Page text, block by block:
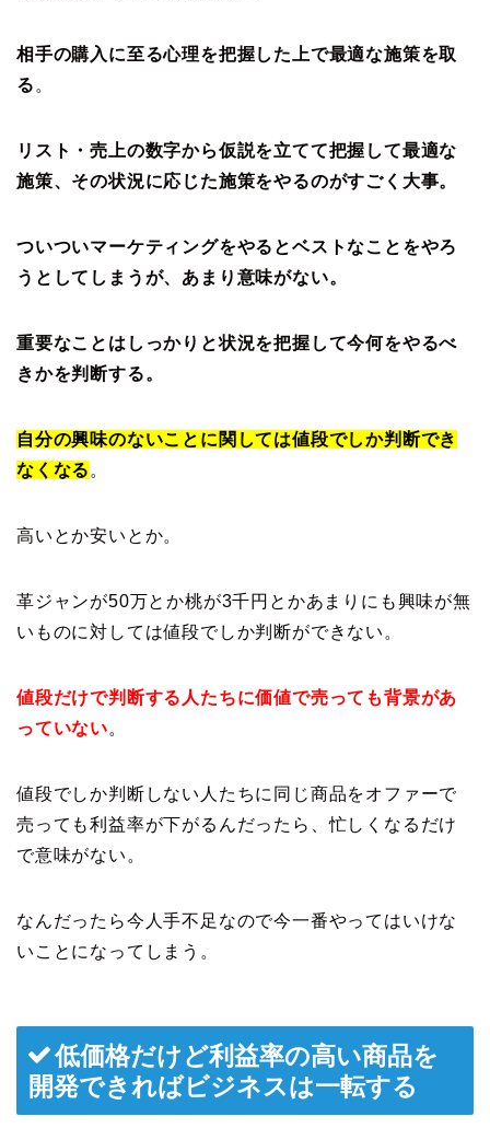
相手の購入に至る心理を把握した上で最適な施策を取
る 。
リスト・売上の数字から仮説を立てて把握して最適な
施策、その状況に応じた施策をやるのがすごく大事。
ついついマーケティングをやるとベストなことをやろ
うとしてしまうが、あまり意味がない。
重要なことはしっかりと状況を把握して今何をやるべ
きかを判断する。
自分の興味のないことに関しては値段でしか判断でき
なくなる 。
高いとか安いとか。
革ジャンが50万とか桃が3千円とかあまりにも興味が無
いものに対しては値段でしか判断ができない。
値段だけで判断する人たちに価値で売っても背景があ
っていない。
値段でしか判断しない人たちに同じ商品をオファーで
売っても利益率が下がるんだったら、忙しくなるだけ
で意味がない。
なんだったら今人手不足なので今一番やってはいけな
いことになってしまう。
低価格だけど利益率の高い商品を
開発できればビジネスは一転する